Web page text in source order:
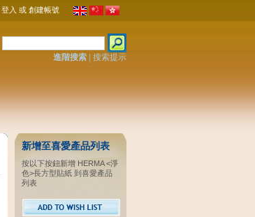
登入 或 創建帳號
進階搜索| 搜索提示
新增至喜愛產品列表
按以下按鈕新增 HERMA <淨
色>長方型貼紙 到喜愛產品
列表